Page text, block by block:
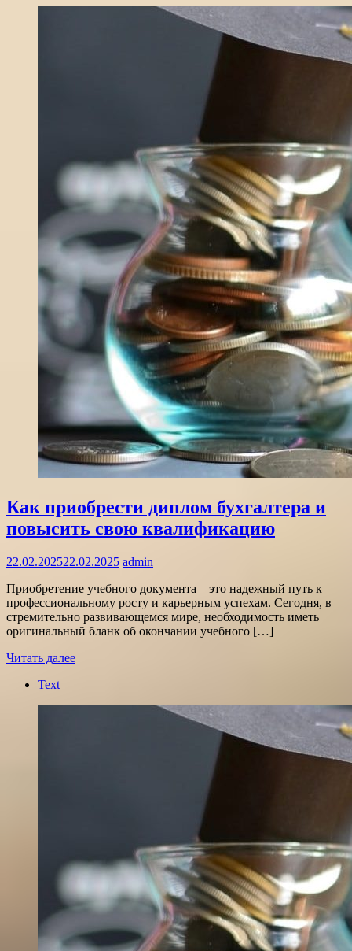
Как приобрести диплом бухгалтера и
повысить свою квалификацию
22.02.202522.02.2025 admin
Приобретение учебного документа – это надежный путь к
профессиональному росту и карьерным успехам. Сегодня, в
стремительно развивающемся мире, необходимость иметь
оригинальный бланк об окончании учебного […]
Читать далее
Text